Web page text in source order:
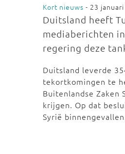
Kort nieuws - 23
Duitsland heeft
mediaberichten
regering deze
Duitsland leverde
tekortkomingen te
Buitenlandse Zaken
krijgen. Op dat
Syrië